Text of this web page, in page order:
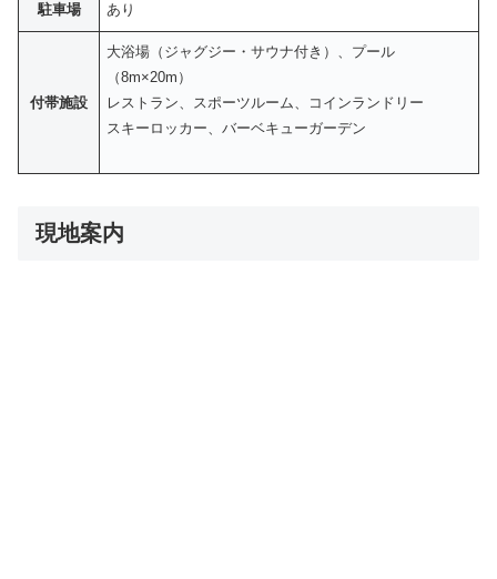
駐車場 あり
付帯施設
大浴場（ジャグジー・サウナ付き）、プール
（8m×20m）
レストラン、スポーツルーム、コインランドリー
スキーロッカー、バーベキューガーデン
現地案内